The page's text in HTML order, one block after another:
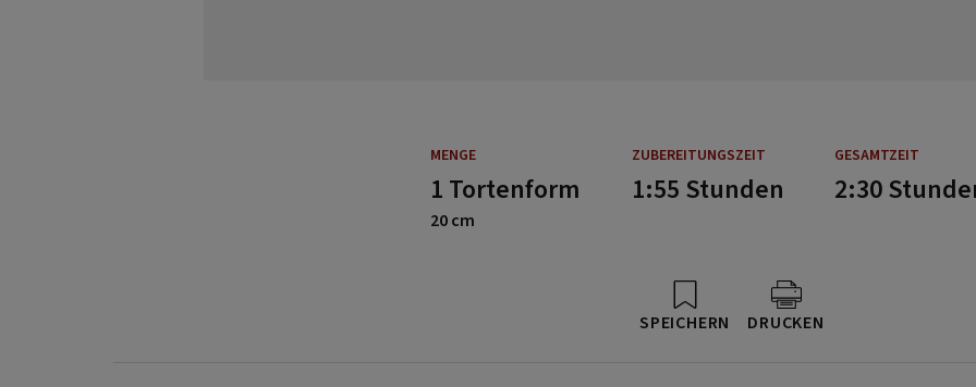
MENGE ZUBEREITUNGSZEIT GESAMTZEIT
1 Tortenform
20 cm
1:55 Stunden 2:30
SPEICHERN DRUCKEN